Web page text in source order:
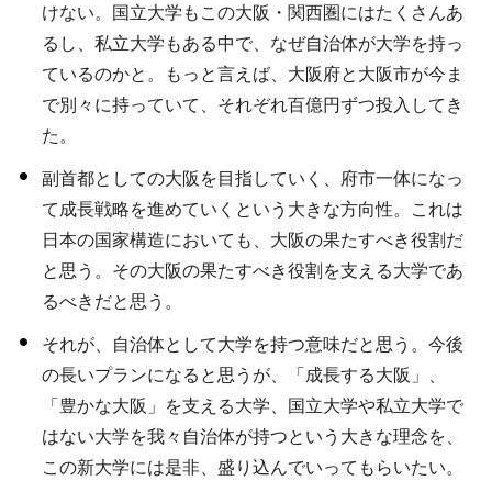
けない。国立大学もこの大阪・関西圏にはたくさんあ
るし、私立大学もある中で、なぜ自治体が大学を持っ
ているのかと。もっと言えば、大阪府と大阪市が今ま
で別々に持っていて、それぞれ百億円ずつ投入してき
た。
副首都としての大阪を目指していく、府市一体になっ
て成長戦略を進めていくという大きな方向性。これは
日本の国家構造においても、大阪の果たすべき役割だ
と思う。その大阪の果たすべき役割を支える大学であ
るべきだと思う。
それが、自治体として大学を持つ意味だと思う。今後
の長いプランになると思うが、「成長する大阪」、
「豊かな大阪」を支える大学、国立大学や私立大学で
はない大学を我々自治体が持つという大きな理念を、
この新大学には是非、盛り込んでいってもらいたい。